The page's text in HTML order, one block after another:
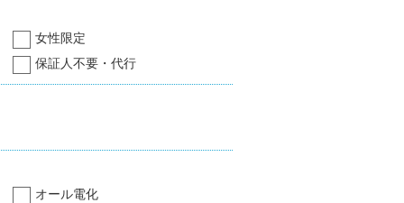
女性限定
保証人不要・代行
オール電化